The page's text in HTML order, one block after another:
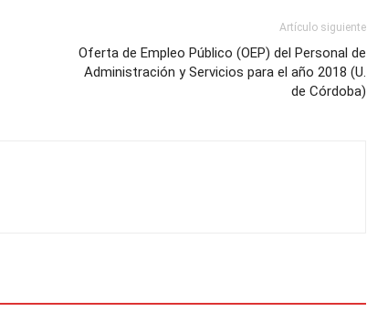
Artículo siguiente
Oferta de Empleo Público (OEP) del Personal de
Administración y Servicios para el año 2018 (U.
de Córdoba)